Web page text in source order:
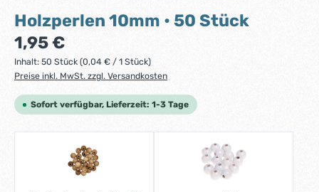
Holzperlen 10mm • 50 Stück
Regulärer Preis:
1,95 €
Inhalt: 50 Stück (0,04 € / 1 Stück)
Preise inkl. MwSt. zzgl. Versandkosten
Sofort verfügbar, Lieferzeit: 1-3 Tage